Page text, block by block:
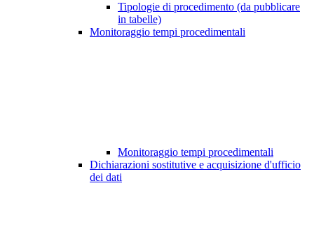
Tipologie di procedimento (da pubblicare
in tabelle)
Monitoraggio tempi procedimentali
Monitoraggio tempi procedimentali
Dichiarazioni sostitutive e acquisizione d'ufficio
dei dati